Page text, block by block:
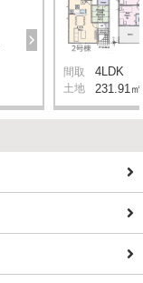
間取 4LDK
土地 231.91㎡